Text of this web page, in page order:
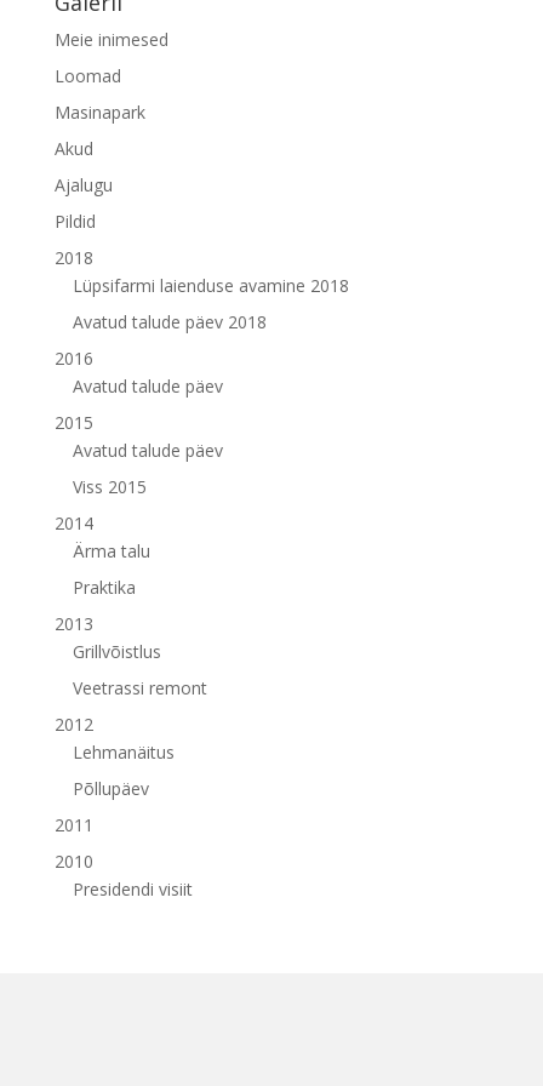
Meie inimesed
Loomad
Masinapark
Akud
Ajalugu
Pildid
2018
Lüpsifarmi laienduse avamine 2018
Avatud talude päev 2018
2016
Avatud talude päev
2015
Avatud talude päev
Viss 2015
2014
Ärma talu
Praktika
2013
Grillvõistlus
Veetrassi remont
2012
Lehmanäitus
Põllupäev
2011
2010
Presidendi visiit